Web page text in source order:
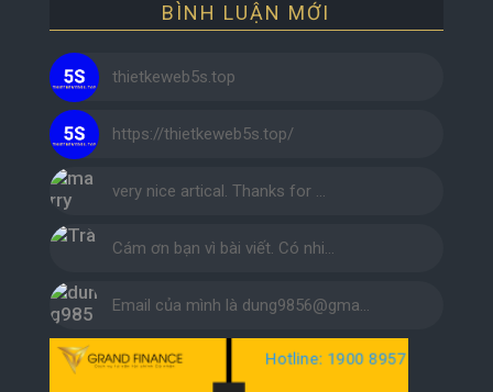
BÌNH LUẬN MỚI
thietkeweb5s.top
https://thietkeweb5s.top/
very nice artical. Thanks for …
Cám ơn bạn vì bài viết. Có nhi…
Email của mình là dung9856@gma…